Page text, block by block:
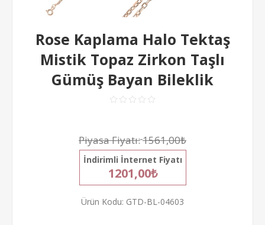
Rose Kaplama Halo Tektaş
Mistik Topaz Zirkon Taşlı
Gümüş Bayan Bileklik
Piyasa Fiyatı:1561,00₺
İndirimli İnternet Fiyatı
1201,00₺
Ürün Kodu: GTD-BL-04603